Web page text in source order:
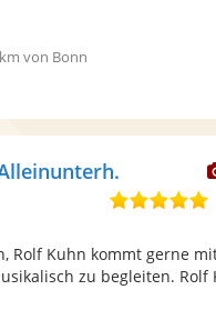
von Bonn
5
Rolf Kuhn kommt gerne
zu begleiten. Rolf